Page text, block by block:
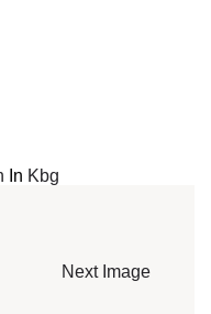
In Kbg
Next Image